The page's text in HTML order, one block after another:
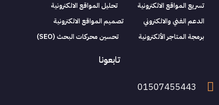
تسريع المواقع الالكترونية
تحليل المواقع الالكترونية
الدعم الفني والالكتروني
تصميم المواقع الالكترونية
برمجة المتاجر الألكترونية
تحسين محركات البحث (SEO)
تابعونا
01507455443